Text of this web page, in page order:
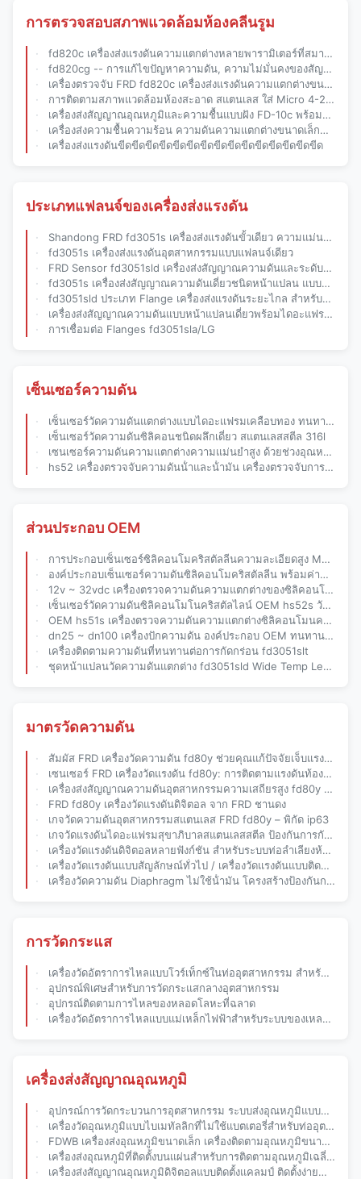
การตรวจสอบสภาพแวดล้อมห้องคลีนรูม
fd820c เครื่องส่งแรงดันความแตกต่างหลายพารามิเตอร์ที่สมาร์ท ปิดเครื่องมือที่ซับซ้อนและจุดปวดในการบํารุงรักษาในสภาพแวดล้อมที่สะอาด
fd820cg -- การแก้ไขปัญหาความดัน, ความไม่มั่นคงของสัญญาณ และการติดตามห้องสะอาด
เครื่องตรวจจับ FRD fd820c เครื่องส่งแรงดันความแตกต่างขนาดเล็กสําหรับห้องสะอาดและระบบ HVAC
การติดตามสภาพแวดล้อมห้องสะอาด สแตนเลส ใส่ Micro 4-20ma/rs485 สําหรับการตรวจสอบทางการแพทย์ / ควัน
เครื่องส่งสัญญาณอุณหภูมิและความชื้นแบบฝัง FD-10c พร้อมฝาครอบแบบ Snap-On, จอภาพสแตนเลสสตีล 316l
เครื่องส่งความชื้นความร้อน ความดันความแตกต่างขนาดเล็กที่ติดตั้ง ด้วยความแม่นยําสูง 4-20ma/rs485 Output
เครื่องส่งแรงดันขีดขีดขีดขีดขีดขีดขีดขีดขีดขีดขีดขีดขีดขีดขีด
ประเภทแฟลนจ์ของเครื่องส่งแรงดัน
Shandong FRD fd3051s เครื่องส่งแรงดันขั้วเดียว ความแม่นยําสูงและความทนทานต่อการกัดกร่อน
fd3051s เครื่องส่งแรงดันอุตสาหกรรมแบบแฟลนจ์เดียว
FRD Sensor fd3051sld เครื่องส่งสัญญาณความดันและระดับของเหลวแบบติดตั้งหน้าแปลน
fd3051s เครื่องส่งสัญญาณความดันเดี่ยวชนิดหน้าแปลน แบบไดอะแฟรมแบน / ชนิดกระบอกเสียบอัจฉริยะ
fd3051sld ประเภท Flange เครื่องส่งแรงดันระยะไกล สําหรับการวัดระดับสื่อระดับสูงสุด
เครื่องส่งสัญญาณความดันแบบหน้าแปลนเดี่ยวพร้อมไดอะแฟรมแบน พร้อมท่อแคปิลลารี ทนต่อการกัดกร่อน ป้องกันการระเบิด ระยะไกล
การเชื่อมต่อ Flanges fd3051sla/LG
เซ็นเซอร์ความดัน
เซ็นเซอร์วัดความดันแตกต่างแบบไดอะแฟรมเคลือบทอง ทนทานต่อการกัดกร่อน
เซ็นเซอร์วัดความดันซิลิคอนชนิดผลึกเดี่ยว สแตนเลสสตีล 316l
เซนเซอร์ความดันความแตกต่างความแม่นยําสูง ด้วยช่วงอุณหภูมิที่กว้าง และโครงสร้างที่เชื่อมเต็ม
hs52 เครื่องตรวจจับความดันน้ําและน้ํามัน เครื่องตรวจจับการวัดความดันที่ติดตั้งตรง
ส่วนประกอบ OEM
การประกอบเซ็นเซอร์ซิลิคอนโมคริสตัลลีนความละเอียดสูง Multi Output OEM Custom Solution
องค์ประกอบเซ็นเซอร์ความดันซิลิคอนโมคริสตัลลีน พร้อมค่าชดเชยอุณหภูมิ OEM สําหรับการติดตามความดัน
12v ~ 32vdc เครื่องตรวจความดันความแตกต่างของซิลิคอนโมนคริสตัลลิน OEM อุณหภูมิชดเชย
เซ็นเซอร์วัดความดันซิลิคอนโมโนคริสตัลไลน์ OEM hs52s วัสดุกระบังลม 316l Hastelloy C
OEM hs51s เครื่องตรวจความดันความแตกต่างซิลิคอนโมนคริสตัลลิน 60mv ~ 140mv ความแรงออก
dn25 ~ dn100 เครื่องปักความดัน องค์ประกอบ OEM ทนทานต่อการกัดกร่อน fd3051sltk
เครื่องติดตามความดันที่ทนทานต่อการกัดกร่อน fd3051slt
ชุดหน้าแปลนวัดความดันแตกต่าง fd3051sld Wide Temp Level สำหรับภาชนะปิดผนึกในอุตสาหกรรม
มาตรวัดความดัน
สัมผัส FRD เครื่องวัดความดัน fd80y ช่วยคุณแก้ปัจจัยเจ็บแรงในอุตสาหกรรม
เซนเซอร์ FRD เครื่องวัดแรงดัน fd80y: การติดตามแรงดันท้องถิ่นที่น่าเชื่อถือและการควบคุมที่ประหยัด
เครื่องส่งสัญญาณความดันอุตสาหกรรมความเสถียรสูง fd80y | เซ็นเซอร์ FRD
FRD fd80y เครื่องวัดแรงดันดิจิตอล จาก FRD ชานดง
เกจวัดความดันอุตสาหกรรมสแตนเลส FRD fd80y – พิกัด ip63
เกจวัดแรงดันไดอะแฟรมสุขาภิบาลสแตนเลสสตีล ป้องกันการกัดกร่อน
เครื่องวัดแรงดันดิจิตอลหลายฟังก์ชัน สําหรับระบบท่อลําเลียงห้องปฏิบัติการ
เครื่องวัดแรงดันแบบสัญลักษณ์ทั่วไป / เครื่องวัดแรงดันแบบติดต่อไฟฟ้า
เครื่องวัดความดัน Diaphragm ไม่ใช้น้ํามัน โครงสร้างป้องกันการลดลอย สําหรับอุตสาหกรรมเคมี
การวัดกระแส
เครื่องวัดอัตราการไหลแบบโวร์เท็กซ์ในท่ออุตสาหกรรม สำหรับไอน้ำ ก๊าซ และของเหลว
อุปกรณ์พิเศษสําหรับการวัดกระแสกลางอุตสาหกรรม
อุปกรณ์ติดตามการไหลของหลอดโลหะที่ฉลาด
เครื่องวัดอัตราการไหลแบบแม่เหล็กไฟฟ้าสำหรับระบบของเหลว/สารเคมี/น้ำประปาและระบายน้ำในอุตสาหกรรม
เครื่องส่งสัญญาณอุณหภูมิ
อุปกรณ์การวัดกระบวนการอุตสาหกรรม ระบบส่งอุณหภูมิแบบฉลาดแม่นยําสูง
เครื่องวัดอุณหภูมิแบบไบเมทัลลิกที่ไม่ใช้แบตเตอรี่สำหรับท่ออุตสาหกรรม
FDWB เครื่องส่งอุณหภูมิขนาดเล็ก เครื่องติดตามอุณหภูมิขนาดกลางหลายชนิดอุตสาหกรรม
เครื่องส่งอุณหภูมิที่ติดตั้งบนแผ่นสําหรับการติดตามอุณหภูมิเฉลี่ยในท่อท่ออุตสาหกรรม
เครื่องส่งสัญญาณอุณหภูมิดิจิตอลแบบติดตั้งแคลมป์ ติดตั้งง่ายสำหรับการใช้งานในอุตสาหกรรม ตรวจสอบอุณหภูมิปานกลาง